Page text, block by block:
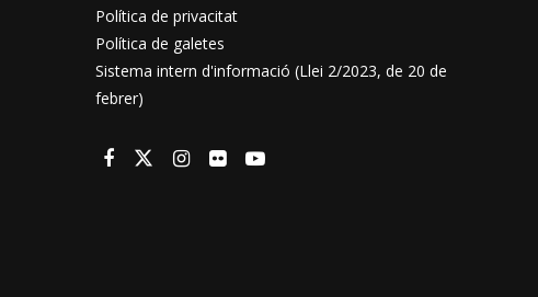
Política de privacitat
Política de galetes
Sistema intern d'informació (Llei 2/2023, de 20 de
febrer)